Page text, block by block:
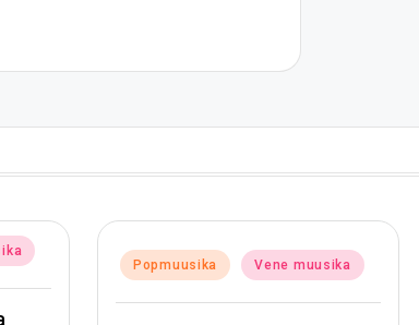
muusika
Posted
in
Popmuusika Vene muusika